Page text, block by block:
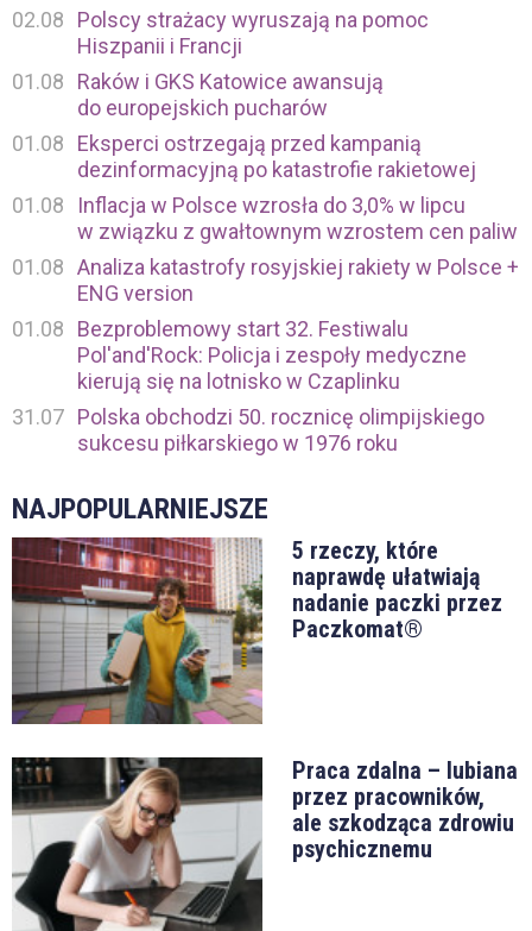
02.08
Polscy strażacy wyruszają na pomoc
Hiszpanii i Francji
01.08
Raków i GKS Katowice awansują
do europejskich pucharów
01.08
Eksperci ostrzegają przed kampanią
dezinformacyjną po katastrofie rakietowej
01.08
Inflacja w Polsce wzrosła do 3,0% w lipcu
w związku z gwałtownym wzrostem cen paliw
01.08 Analiza katastrofy rosyjskiej rakiety w Polsce +
ENG version
01.08
Bezproblemowy start 32. Festiwalu
Pol'and'Rock: Policja i zespoły medyczne
kierują się na lotnisko w Czaplinku
31.07 Polska obchodzi 50. rocznicę olimpijskiego
sukcesu piłkarskiego w 1976 roku
NAJPOPULARNIEJSZE
5 rzeczy, które
naprawdę ułatwiają
nadanie paczki przez
Paczkomat®
Praca zdalna – lubiana
przez pracowników,
ale szkodząca zdrowiu
psychicznemu